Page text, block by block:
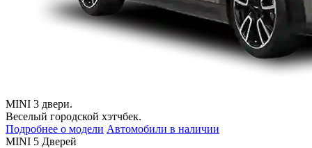
MINI 3 двери.
Веселый городской хэтчбек.
Подробнее о модели Автомобили в наличии
MINI 5 Дверей